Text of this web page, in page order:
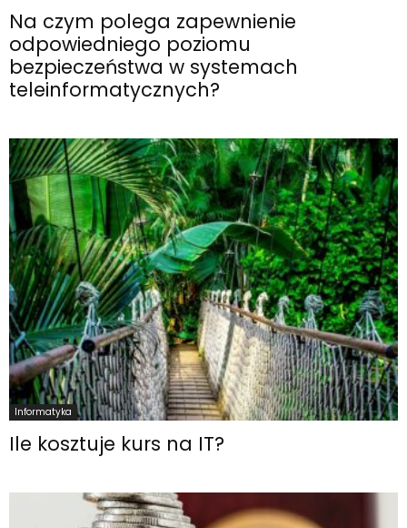
Na czym polega zapewnienie
odpowiedniego poziomu
bezpieczeństwa w systemach
teleinformatycznych?
Informatyka
Ile kosztuje kurs na IT?